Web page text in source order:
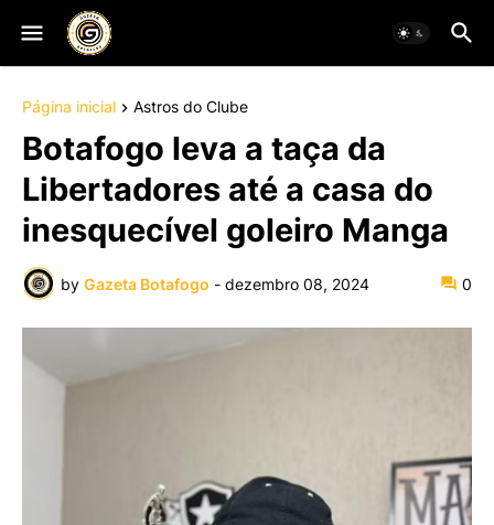
Página inicial Astros do Clube
Botafogo leva a taça da
Libertadores até a casa do
inesquecível goleiro Manga
by Gazeta Botafogo - dezembro 08, 2024 0